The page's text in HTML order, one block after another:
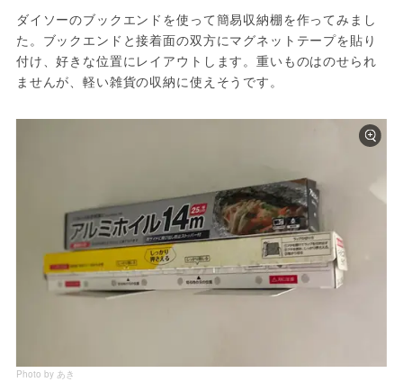
ダイソーのブックエンドを使って簡易収納棚を作ってみまし
た。ブックエンドと接着面の双方にマグネットテープを貼り
付け、好きな位置にレイアウトします。重いものはのせられ
ませんが、軽い雑貨の収納に使えそうです。
Photo by あき